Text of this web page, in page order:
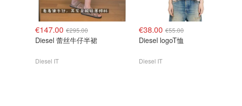
€147.00 €295.00
Diesel 蕾丝牛仔半裙
Diesel IT
€38.00 €55.00
Diesel logoT恤
Diesel IT